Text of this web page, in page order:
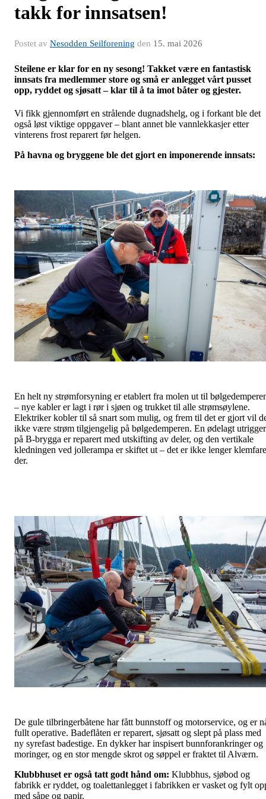
takk for innsatsen!
Postet av Nesodden Seilforening den 15. mai 2026
Steilene er klar for en ny sesong! Takket være en fantastisk
innsats fra medlemmer store og små er anlegget vårt pusset
opp, ryddet og sjøsatt – klar til å ta imot båter og gjester.
Vi fikk gjennomført en strålende dugnadshelg, og i forkant ble det
også løst viktige oppgaver – blant annet ble vannlekkasjer etter
vinterens frost reparert før helgen.
På havna og bryggene ble det gjort en imponerende innsats:
En helt ny strømforsyning er etablert fra molen ut til
– nye kabler er lagt i rør i sjøen og trukket til alle strømsøylene.
Elektriker kobler til så snart som mulig, og frem til det er gjort vil
ikke være strøm tilgjengelig på bølgedemperen. En ødelagt utrigger
på B-brygga er reparert med utskifting av deler, og den vertikale
kledningen ved jollerampa er skiftet ut – det er ikke lenger klemfare
der.
De gule tilbringerbåtene har fått bunnstoff og motorservice, og er
fullt operative. Badeflåten er reparert, sjøsatt og slept på plass med
ny syrefast badestige. En dykker har inspisert bunnforankringer og
moringer, og en stor mengde skrot og søppel er fraktet til Alværn.
Klubbhuset er også tatt godt hånd om: Klubbhus, sjøbod og
fabrikk er ryddet, og toalettanlegget i fabrikken er vasket og fylt
med såpe og papir.